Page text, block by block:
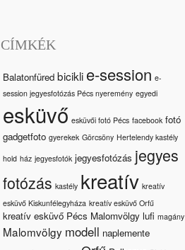
CÍMKÉK
Balatonfüred bicikli e-session e-
session jegyesfotózás Pécs nyeremény egyedi
esküvő esküvői fotó Pécs facebook fotó
gadgetfoto gyerekek Görcsöny Hertelendy kastély
hold ház jegyesfotók jegyesfotózás jegyes
fotózás kastély kreatív kreatív
esküvő Kiskunfélegyháza kreatív esküvő Orfű
kreatív esküvő Pécs Malomvölgy lufi magány
Malomvölgy modell naplemente